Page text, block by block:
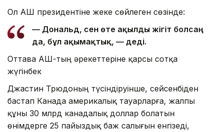
Ол АҚШ президентіне жеке сөйлеген сөзінде:
— Дональд, сен өте ақылды жігіт болсаң
да, бұл ақымақтық, — деді.
Оттава АҚШ-тың әрекеттеріне қарсы сотқа
жүгінбек
Джастин Трюдоның түсіндіруінше, сейсенбіден
бастап Канада америкалық тауарларға, жалпы
құны 30 млрд канадалық доллар болатын
өнімдерге 25 пайыздық баж салығын енгізеді,